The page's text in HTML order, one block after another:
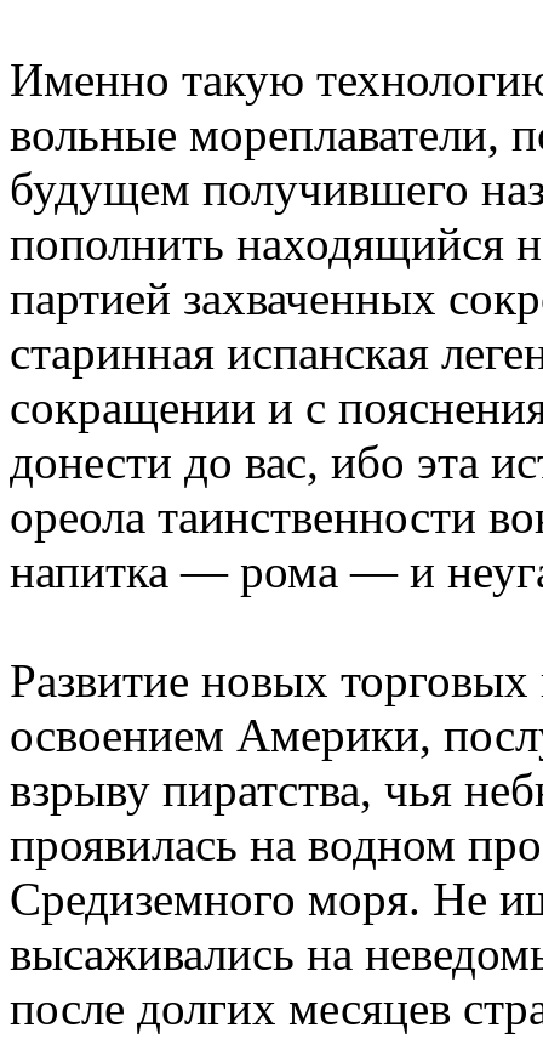
Именно такую
вольные мореплаватели,
будущем получившего
пополнить находящийся
партией захваченных
старинная испанская
сокращении и с
донести до вас, ибо эта
ореола таинственности
напитка — рома — и
Развитие новых торговых
освоением Америки,
взрыву пиратства, чья
проявилась на водном
Средиземного моря. Не
высаживались на
после долгих месяцев